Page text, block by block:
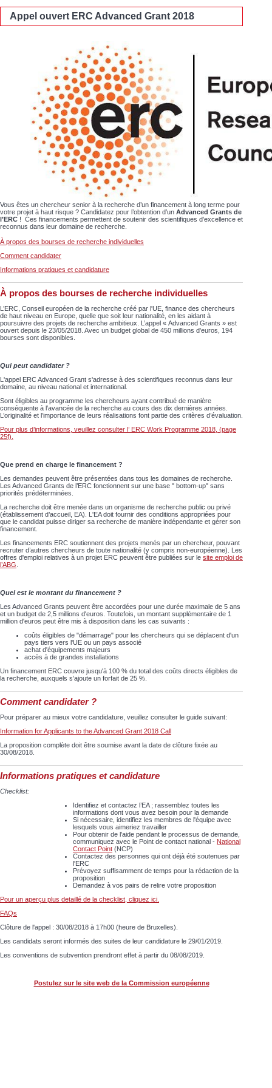
Appel ouvert ERC Advanced Grant 2018
Vous êtes un chercheur senior à la recherche d’un financement à long terme pour
votre projet à haut risque ? Candidatez pour l’obtention d’un Advanced Grants de
l’ERC ! Ces financements permettent de soutenir des scientifiques d’excellence et
reconnus dans leur domaine de recherche.
À propos des bourses de recherche individuelles
Comment candidater
Informations pratiques et candidature
À propos des bourses de recherche individuelles
L’ERC, Conseil européen de la recherche créé par l'UE, finance des chercheurs
de haut niveau en Europe, quelle que soit leur nationalité, en les aidant à
poursuivre des projets de recherche ambitieux. L’appel « Advanced Grants » est
ouvert depuis le 23/05/2018. Avec un budget global de 450 millions d'euros
194
bourses sont disponibles
Qui peut candidater ?
L'appel ERC Advanced Grant s'adresse à des scientifiques reconnus dans leur
domaine , au niveau national et international.
Sont éligibles au programme les chercheurs ayant contribué de manière
conséquente à l’avancée de la recherche au cours des dix dernières années.
L’originalité et l’importance de leurs réalisations font partie des critères d’évaluation.
Pour plus d’informations, veuillez consulter l’ ERC Work Programme 2018, (page
25f).
Que prend en charge le financement ?
Les demandes peuvent être présentées dans tous les domaines de recherche.
Les Advanced Grants de l’ERC fonctionnent sur une base " bottom-up" sans
priorités prédéterminées.
La recherche doit être menée dans un organisme de recherche public ou privé
(établissement d’accueil, EA). L'EA doit fournir des conditions appropriées pour
que le candidat puisse diriger sa recherche de manière indépendante et gérer son
financement.
Les financements ERC soutiennent des projets menés par un chercheur, pouvant
recruter d’autres chercheurs de toute nationalité (y compris non-européenne). Les
offres d'emploi relatives à un projet ERC peuvent être publiées sur le site emploi de
l’ABG
Quel est le montant du financement ?
Les Advanced Grants peuvent être accordées pour une durée maximale de 5 ans
et un budget de 2,5 millions d'euros. Toutefois, un montant supplémentaire de 1
million d'euros peut être mis à disposition dans les cas suivants :
coûts éligibles de "démarrage" pour les chercheurs qui se déplacent d'un
pays tiers vers l'UE ou un pays associé
achat d'équipements majeurs
accès à de grandes installations
Un financement ERC couvre jusqu'à 100 % du total des coûts directs éligibles de
la recherche, auxquels s’ajoute un forfait de 25 %.
Comment candidater ?
Pour préparer au mieux votre candidature, veuillez consulter le guide suivant:
Information for Applicants to the Advanced Grant 2018 Call
La proposition complète doit être soumise avant la date de clôture fixée au
30/08/2018.
Informations pratiques et candidature
Checklist:
Identifiez et contactez l’EA ; rassemblez toutes les
informations dont vous avez besoin pour la demande
Si nécessaire, identifiez les membres de l'équipe avec
lesquels vous aimeriez travailler
Pour obtenir de l'aide pendant le processus de demande,
communiquez avec le Point de contact national - National
Contact Point (NCP)
Contactez des personnes qui ont déjà été soutenues par
l'ERC
Prévoyez suffisamment de temps pour la rédaction de la
proposition
Demandez à vos pairs de relire votre proposition
Pour un aperçu plus detaillé de la checklist, cliquez ici.
FAQs
Clôture de l'appel : 30/08/2018 à 17h00 (heure de Bruxelles).
Les candidats seront informés des suites de leur candidature le 29/01/2019.
Les conventions de subvention prendront effet à partir du 08/08/2019.
Postulez sur le site web de la Commission européenne